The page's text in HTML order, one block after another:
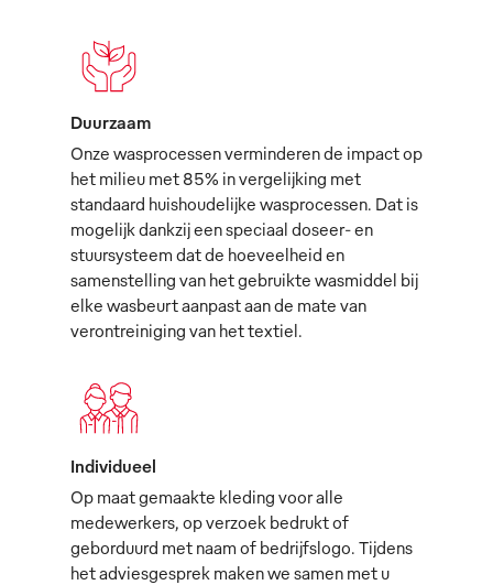
Duurzaam
Onze wasprocessen verminderen de impact op
het milieu met 85% in vergelijking met
standaard huishoudelijke wasprocessen. Dat is
mogelijk dankzij een speciaal doseer- en
stuursysteem dat de hoeveelheid en
samenstelling van het gebruikte wasmiddel bij
elke wasbeurt aanpast aan de mate van
verontreiniging van het textiel.
Individueel
Op maat gemaakte kleding voor alle
medewerkers, op verzoek bedrukt of
geborduurd met naam of bedrijfslogo. Tijdens
het adviesgesprek maken we samen met u